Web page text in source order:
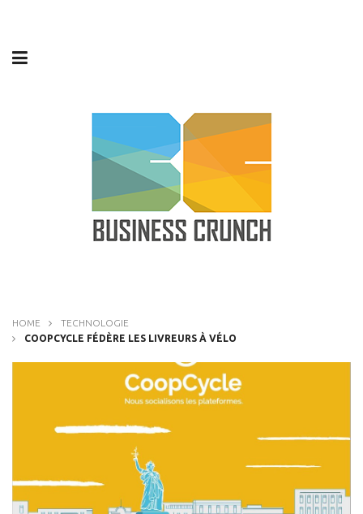
HOME
TECHNOLOGIE
COOPCYCLE FÉDÈRE LES LIVREURS À VÉLO